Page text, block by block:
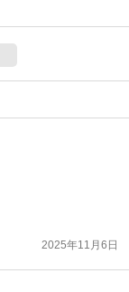
2025年11月6日